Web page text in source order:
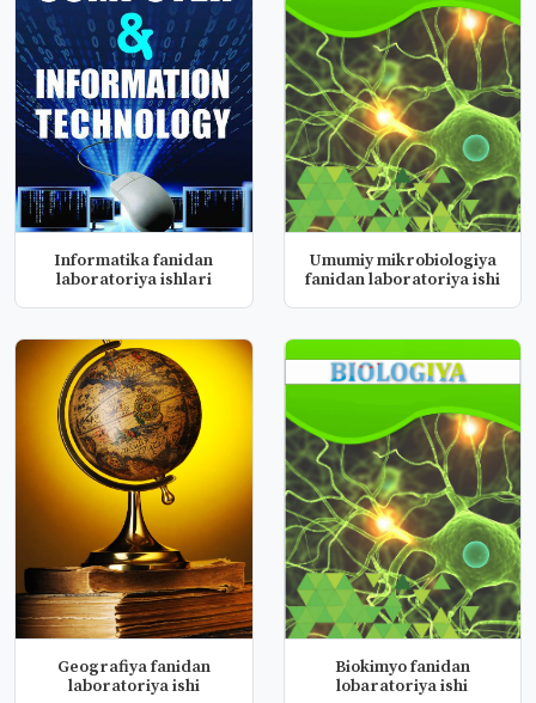
Informatika fanidan
laboratoriya ishlari
Umumiy mikrobiologiya
fanidan laboratoriya ishi
Geografiya fanidan
laboratoriya ishi
Biokimyo fanidan
lobaratoriya ishi